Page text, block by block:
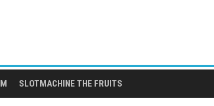
SLOTMACHINE THE FRUITS